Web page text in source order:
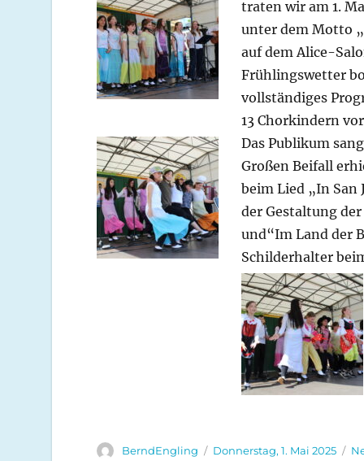
traten wir am 1.
unter dem Motto
auf dem Alice-
Frühlingswetter
vollständiges
13 Chorkindern
Das Publikum
Großen Beifall
beim Lied „In San
der Gestaltung
und“Im Land der
Schilderhalter
Autor
BerndEngling
Veröffentlicht
Donnerstag, 1. Mai 2025